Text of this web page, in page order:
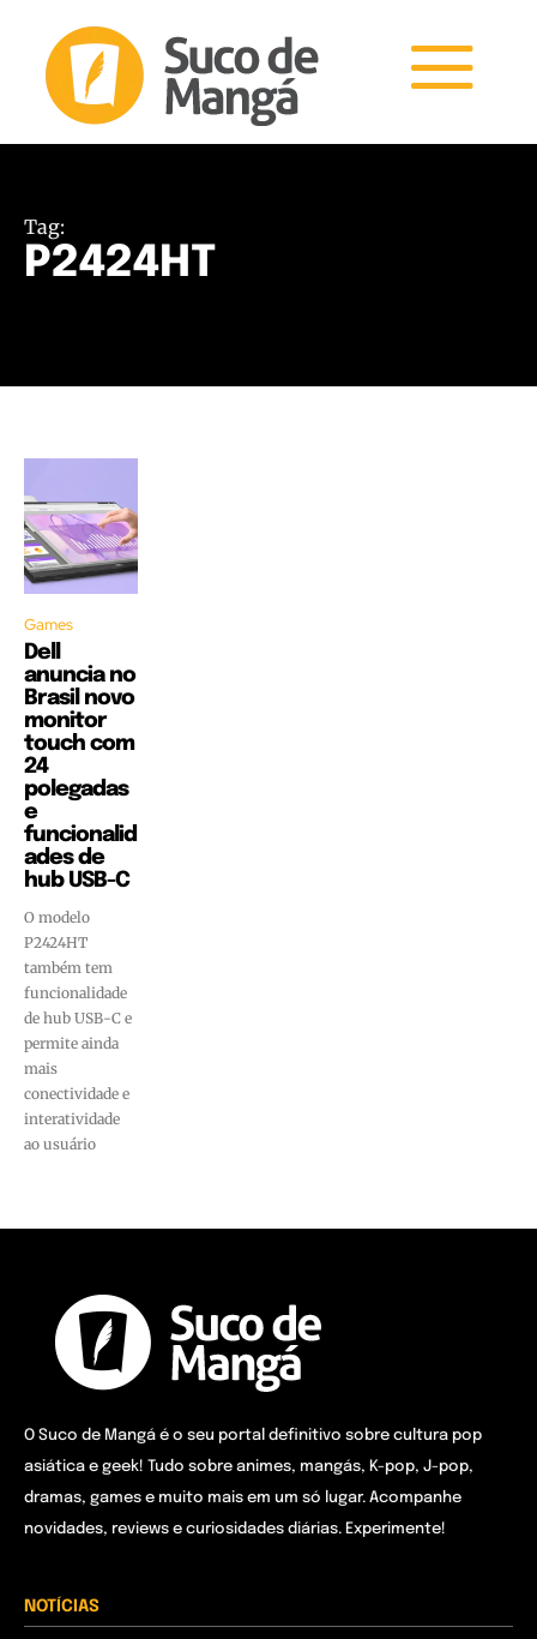
Tag:
P2424HT
Games
Dell
anuncia no
Brasil novo
monitor
touch com
24
polegadas
e
funcionalid
ades de
hub USB-C
O modelo
P2424HT
também tem
funcionalidade
de hub USB-C e
permite ainda
mais
conectividade e
interatividade
ao usuário
O Suco de Mangá é o seu portal definitivo sobre cultura pop
asiática e geek! Tudo sobre animes, mangás, K-pop, J-pop,
dramas, games e muito mais em um só lugar. Acompanhe
novidades, reviews e curiosidades diárias. Experimente!
NOTÍCIAS